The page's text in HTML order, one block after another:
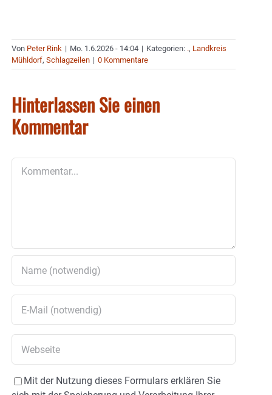
Von Peter Rink | Mo. 1.6.2026 - 14:04 | Kategorien: ., Landkreis
Mühldorf, Schlagzeilen | 0 Kommentare
Hinterlassen Sie einen
Kommentar
Mit der Nutzung dieses Formulars erklären Sie